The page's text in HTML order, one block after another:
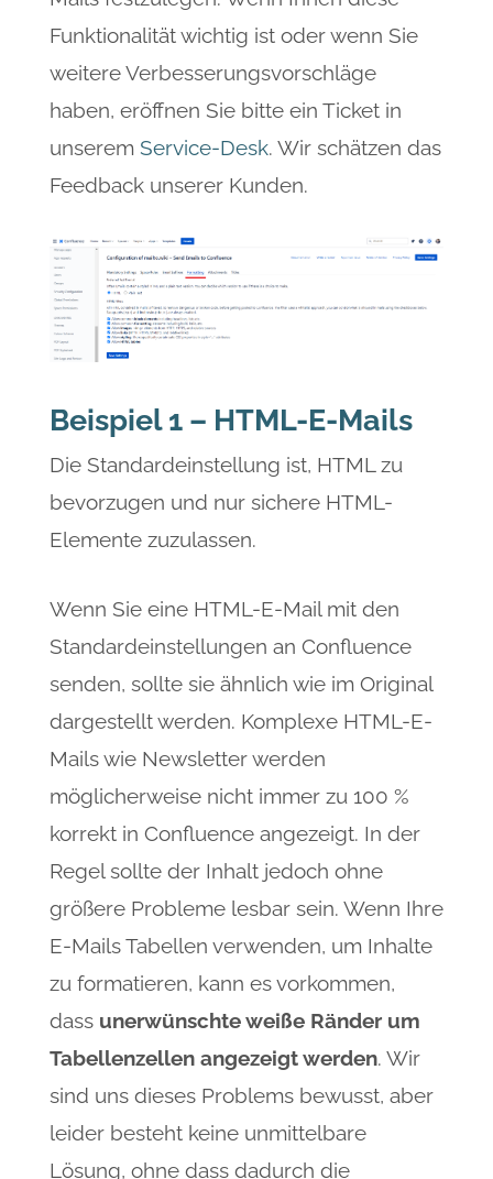
Funktionalität wichtig ist oder wenn Sie
weitere Verbesserungsvorschläge
haben, eröffnen Sie bitte ein Ticket in
unserem Service-Desk. Wir schätzen das
Feedback unserer Kunden.
Beispiel 1 – HTML-E-Mails
Die Standardeinstellung ist, HTML zu
bevorzugen und nur sichere HTML-
Elemente zuzulassen.
Wenn Sie eine HTML-E-Mail mit den
Standardeinstellungen an Confluence
senden, sollte sie ähnlich wie im Original
dargestellt werden. Komplexe HTML-E-
Mails wie Newsletter werden
möglicherweise nicht immer zu 100 %
korrekt in Confluence angezeigt. In der
Regel sollte der Inhalt jedoch ohne
größere Probleme lesbar sein. Wenn Ihre
E-Mails Tabellen verwenden, um Inhalte
zu formatieren, kann es vorkommen,
dass unerwünschte weiße Ränder um
Tabellenzellen angezeigt werden. Wir
sind uns dieses Problems bewusst, aber
leider besteht keine unmittelbare
Lösung, ohne dass dadurch die